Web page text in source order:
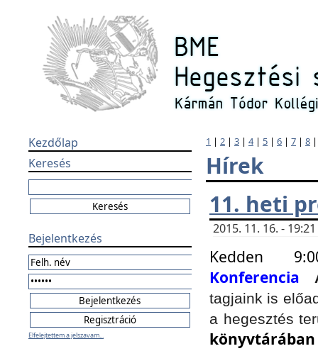
Kezdőlap
Keresés
Bejelentkezés
Elfelejtettem a jelszavam...
1 | 2 | 3 | 4| 5 | 6 | 7 | 8
Hírek
11. heti
2015. 11. 16. -
Kedden
Konferencia
tagjaink is
a hegesztés
könyvtárában